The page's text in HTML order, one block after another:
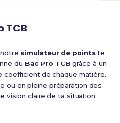
TCB
simulateur de pointste
du Bac Pro TCB grâce à un
coefficient de chaque matière.
ou en pleine préparation des
vision claire de ta situation